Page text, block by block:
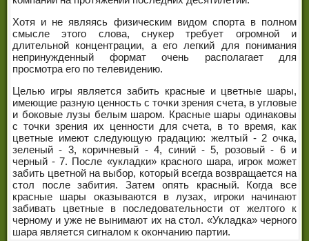
Хотя и не являясь физическим видом спорта в полном
смысле этого слова, снукер требует огромной и
длительной концентрации, а его легкий для понимания
непринужденный формат очень располагает для
просмотра его по телевидению.
Целью игры является забить красные и цветные шары,
имеющие разную ценность с точки зрения счета, в угловые
и боковые лузы белым шаром. Красные шары одинаковы
с точки зрения их ценности для счета, в то время, как
цветные имеют следующую градацию: желтый - 2 очка,
зеленый - 3, коричневый - 4, синий - 5, розовый - 6 и
черный - 7. После «укладки» красного шара, игрок может
забить цветной на выбор, который всегда возвращается на
стол после забития. Затем опять красный. Когда все
красные шары оказываются в лузах, игроки начинают
забивать цветные в последовательности от желтого к
черному и уже не вынимают их на стол. «Укладка» черного
шара является сигналом к окончанию партии.